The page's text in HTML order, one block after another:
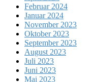
Februar 2024
Januar 2024
November 2023
Oktober 2023
September 2023
August 2023
Juli 2023
Juni 2023
Mai 2023